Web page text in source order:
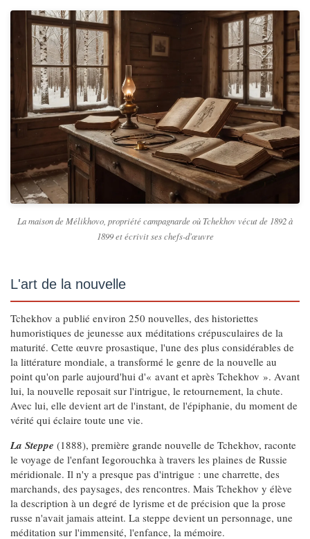
La maison de Mélikhovo, propriété campagnarde où Tchekhov vécut de 1892 à
1899 et écrivit ses chefs-d'œuvre
L'art de la nouvelle
Tchekhov a publié environ 250 nouvelles, des historiettes
humoristiques de jeunesse aux méditations crépusculaires de la
maturité. Cette œuvre prosastique, l'une des plus considérables de
la littérature mondiale, a transformé le genre de la nouvelle au
point qu'on parle aujourd'hui d'« avant et après Tchekhov ». Avant
lui, la nouvelle reposait sur l'intrigue, le retournement, la chute.
Avec lui, elle devient art de l'instant, de l'épiphanie, du moment de
vérité qui éclaire toute une vie.
La Steppe (1888), première grande nouvelle de Tchekhov, raconte
le voyage de l'enfant Iegorouchka à travers les plaines de Russie
méridionale. Il n'y a presque pas d'intrigue : une charrette, des
marchands, des paysages, des rencontres. Mais Tchekhov y élève
la description à un degré de lyrisme et de précision que la prose
russe n'avait jamais atteint. La steppe devient un personnage, une
méditation sur l'immensité, l'enfance, la mémoire.